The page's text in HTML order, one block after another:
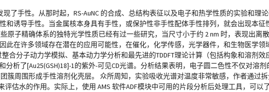
了手性。从那时起，RS-AuNC 的合成、总结构表征以及电子和热学性质的实验和理
和诱导手性。当金属核本身具有手性，或保护性非手性配体手性排列，就会出现本征
子精确体系的独特光学性质已经有过一些研究，当尺寸小于约 2 nm 时，表现出离
此在许多领域存在潜在的应用可能性，在催化，化学传感，光学器件，和生物医学领
分子动力学模拟、基本动力学分析和最先进的TDDFT理论计算（包括构象和溶剂效
析了[Au25(GSH)18]-1的紫外-可见CD光谱。分析结果表明，电子圆二色性不仅对溶剂
簇周围形成手性溶剂化壳层。 众所周知，实验吸收光谱对温度非常敏感，作者通过
估水的作用。实际上，使用 AMS 软件ADF模块中可用的片段分析后处理工具，可以